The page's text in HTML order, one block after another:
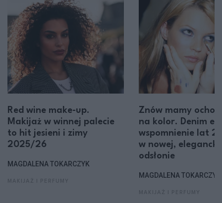
Red wine make-up.
Makijaż w winnej palecie
to hit jesieni i zimy
2025/26
MAGDALENA TOKARCZYK
Znów mamy
na kolor. Denim
wspomnienie lat
w nowej,
odsłonie
MAGDALENA TOKARCZYK